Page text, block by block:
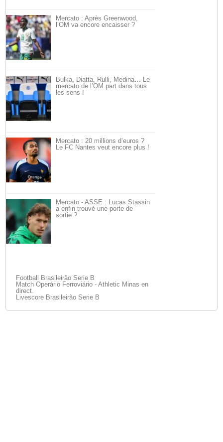
Mercato : Après Greenwood,
l’OM va encore encaisser ?
Bulka, Diatta, Rulli, Medina… Le
mercato de l’OM part dans tous
les sens !
Mercato : 20 millions d’euros ?
Le FC Nantes veut encore plus !
Mercato - ASSE : Lucas Stassin
a enfin trouvé une porte de
sortie ?
Football Brasileirão Serie B
Match Operário Ferroviário - Athletic Minas en
direct.
Livescore Brasileirão Serie B